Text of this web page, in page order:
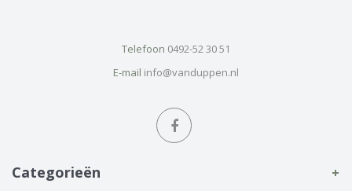
Telefoon 0492-52 30 51
E-mail info@vanduppen.nl
Categorieën